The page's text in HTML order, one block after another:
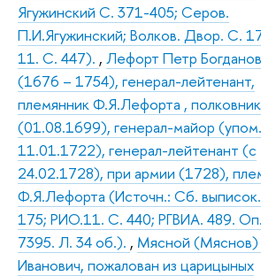
Ягужинский С. 371-405; Серов.
П.И.Ягужинский; Волков. Двор. С.
11. С. 447). , Лефорт Петр
(1676 – 1754), генерал-лейтенант,
племянник Ф.Я.Лефорта , полковник
(01.08.1699), генерал-майор (упом.
11.01.1722), генерал-лейтенант (с
24.02.1728), при армии (1728),
Ф.Я.Лефорта (Источн.: Сб.
175; РИО.11. С. 440; РГВИА. 489.
7395. Л. 34 об.). , Мясной (Мяснов)
Иванович, пожалован из царицыных